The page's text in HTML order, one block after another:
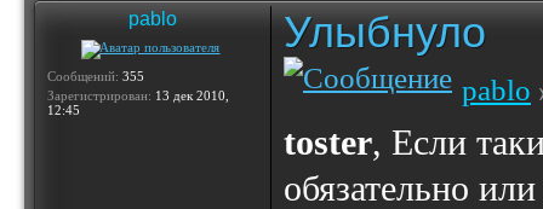
pablo
Сообщений: 355
Зарегистрирован: 13 дек 2010,
12:45
Улыбнуло
pablo
toster, Если
обязательно